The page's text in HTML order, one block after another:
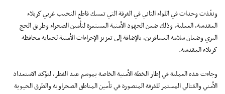
ونفّذت وحدات في اللواء الثاني في الفرقة التي تمسك قاطع النخيب غربي كربلاء
المقدسة، العملية، وذلك ضمن الجهود الأمنية المستمرة لتأمين الصحراء وطريق الحج
البري وضمان سلامة المسافرين، بالإضافة إلى تعزيز الإجراءات الأمنية لحماية محافظة
كربلاء المقدسة.
وجاءت هذه العملية في إطار الخطة الأمنية الخاصة بموسم عيد الفطر، لتؤكد الاستعداد
الأمني والقتالي المستمر للفرقة المنصورة في تأمين المناطق الصحراوية والطرق الحيوية